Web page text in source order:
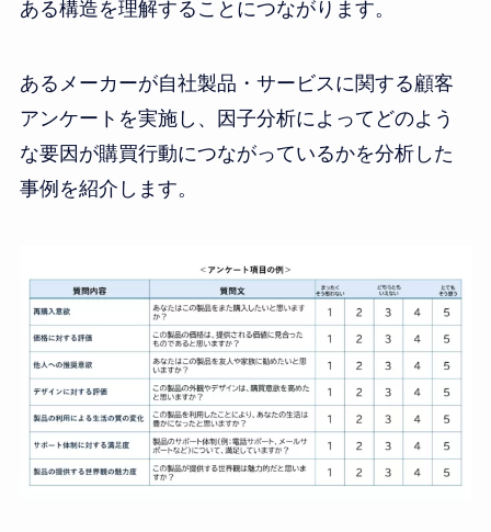
ある構造を理解することにつながります。
あるメーカーが自社製品・サービスに関する顧客
アンケートを実施し、因子分析によってどのよう
な要因が購買行動につながっているかを分析した
事例を紹介します。